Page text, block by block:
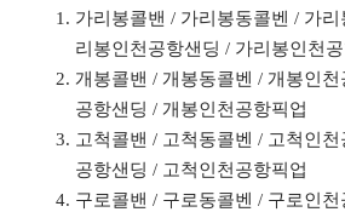
가리봉콜밴 / 가리봉동콜벤 / 가
리봉인천공항샌딩 / 가리봉인천
개봉콜밴 / 개봉동콜벤 / 개봉인
공항샌딩 / 개봉인천공항픽업
고척콜밴 / 고척동콜벤 / 고척인
공항샌딩 / 고척인천공항픽업
구로콜밴 / 구로동콜벤 / 구로인